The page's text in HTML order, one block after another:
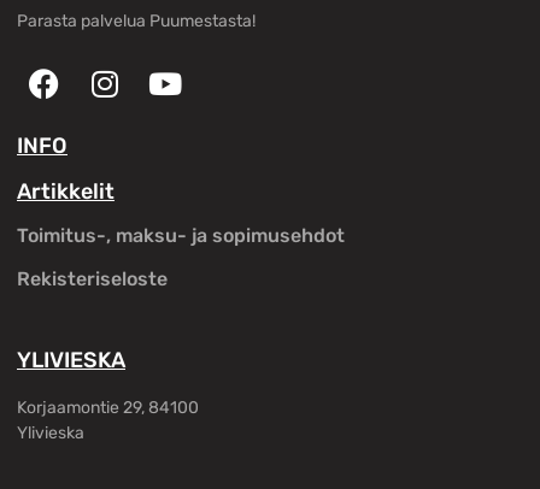
Parasta palvelua Puumestasta!
INFO
Artikkelit
Toimitus-, maksu- ja sopimusehdot
Rekisteriseloste
YLIVIESKA
Korjaamontie 29, 84100
Ylivieska